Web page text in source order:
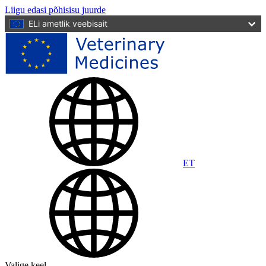
Liigu edasi põhisisu juurde
ELi ametlik veebisait
ET